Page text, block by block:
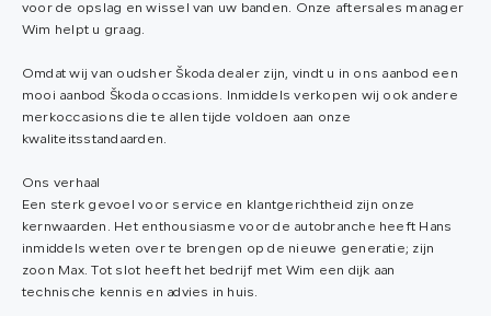
voor de opslag en wissel van uw banden. Onze aftersales manager
Wim helpt u graag.
Omdat wij van oudsher Škoda dealer zijn, vindt u in ons aanbod een
mooi aanbod Škoda occasions. Inmiddels verkopen wij ook andere
merkoccasions die te allen tijde voldoen aan onze
kwaliteitsstandaarden.
Ons verhaal
Een sterk gevoel voor service en klantgerichtheid zijn onze
kernwaarden. Het enthousiasme voor de autobranche heeft Hans
inmiddels weten over te brengen op de nieuwe generatie; zijn
zoon Max. Tot slot heeft het bedrijf met Wim een dijk aan
technische kennis en advies in huis.